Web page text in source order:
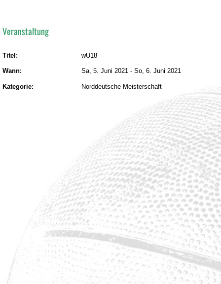
Veranstaltung
Titel: wU18
Wann: Sa, 5. Juni 2021 - So, 6. Juni 2021
Kategorie: Norddeutsche Meisterschaft